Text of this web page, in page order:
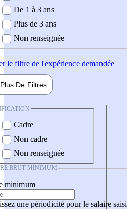
De 1 à 3 ans
Plus de 3 ans
Non renseignée
le filtre de l'expérience demandée
Plus De Filtres
Cadre
Non cadre
Non renseignée
BRUT MINIMUM
minimum
une périodicité pour le salaire saisi